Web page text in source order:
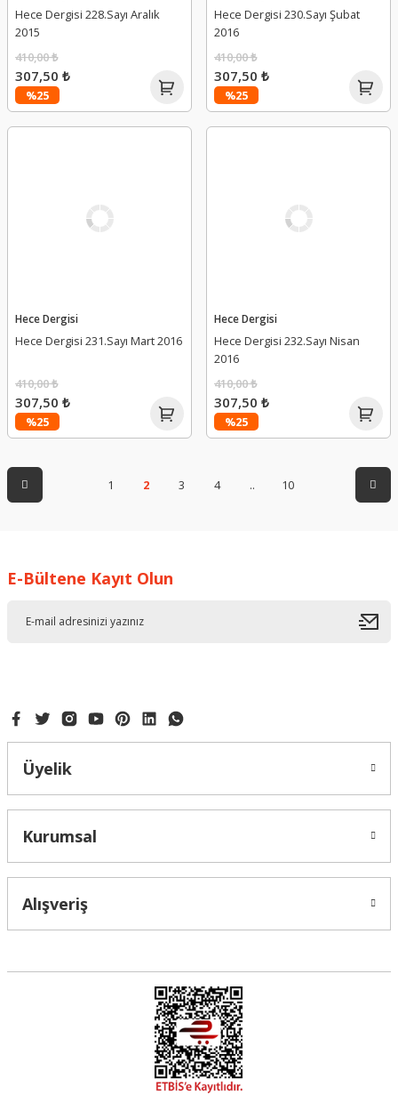
Hece Dergisi 228.Sayı Aralık
2015
%25
410,00 ₺
307,50 ₺
Hece Dergisi 230.Sayı Şubat
2016
%25
410,00 ₺
307,50 ₺
Hece Dergisi
Hece Dergisi 231.Sayı Mart 2016
%25
410,00 ₺
307,50 ₺
Hece Dergisi
Hece Dergisi 232.Sayı Nisan
2016
%25
410,00 ₺
307,50 ₺
1 2 3 4 .. 10
E-Bültene Kayıt Olun
Üyelik
Kurumsal
Alışveriş